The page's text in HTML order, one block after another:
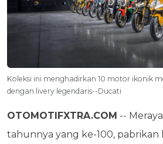
Koleksi ini menghadirkan 10 motor ikonik
dengan livery legendaris--Ducati
OTOMOTIFXTRA.COM --
tahunnya yang ke-100, pabrikan